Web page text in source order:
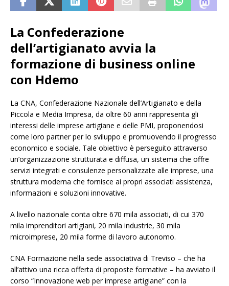
La Confederazione
dell’artigianato avvia la
formazione di business online
con Hdemo
La CNA, Confederazione Nazionale dell’Artigianato e della
Piccola e Media Impresa, da oltre 60 anni rappresenta gli
interessi delle imprese artigiane e delle PMI, proponendosi
come loro partner per lo sviluppo e promuovendo il progresso
economico e sociale. Tale obiettivo è perseguito attraverso
un’organizzazione strutturata e diffusa, un sistema che offre
servizi integrati e consulenze personalizzate alle imprese, una
struttura moderna che fornisce ai propri associati assistenza,
informazioni e soluzioni innovative.
A livello nazionale conta oltre 670 mila associati, di cui 370
mila imprenditori artigiani, 20 mila industrie, 30 mila
microimprese, 20 mila forme di lavoro autonomo.
CNA Formazione nella sede associativa di Treviso – che ha
all’attivo una ricca offerta di proposte formative – ha avviato il
corso “Innovazione web per imprese artigiane” con la